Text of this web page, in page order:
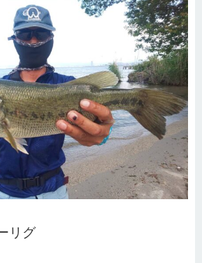
グ